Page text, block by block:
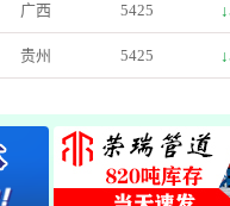
广西 5425
贵州 5425